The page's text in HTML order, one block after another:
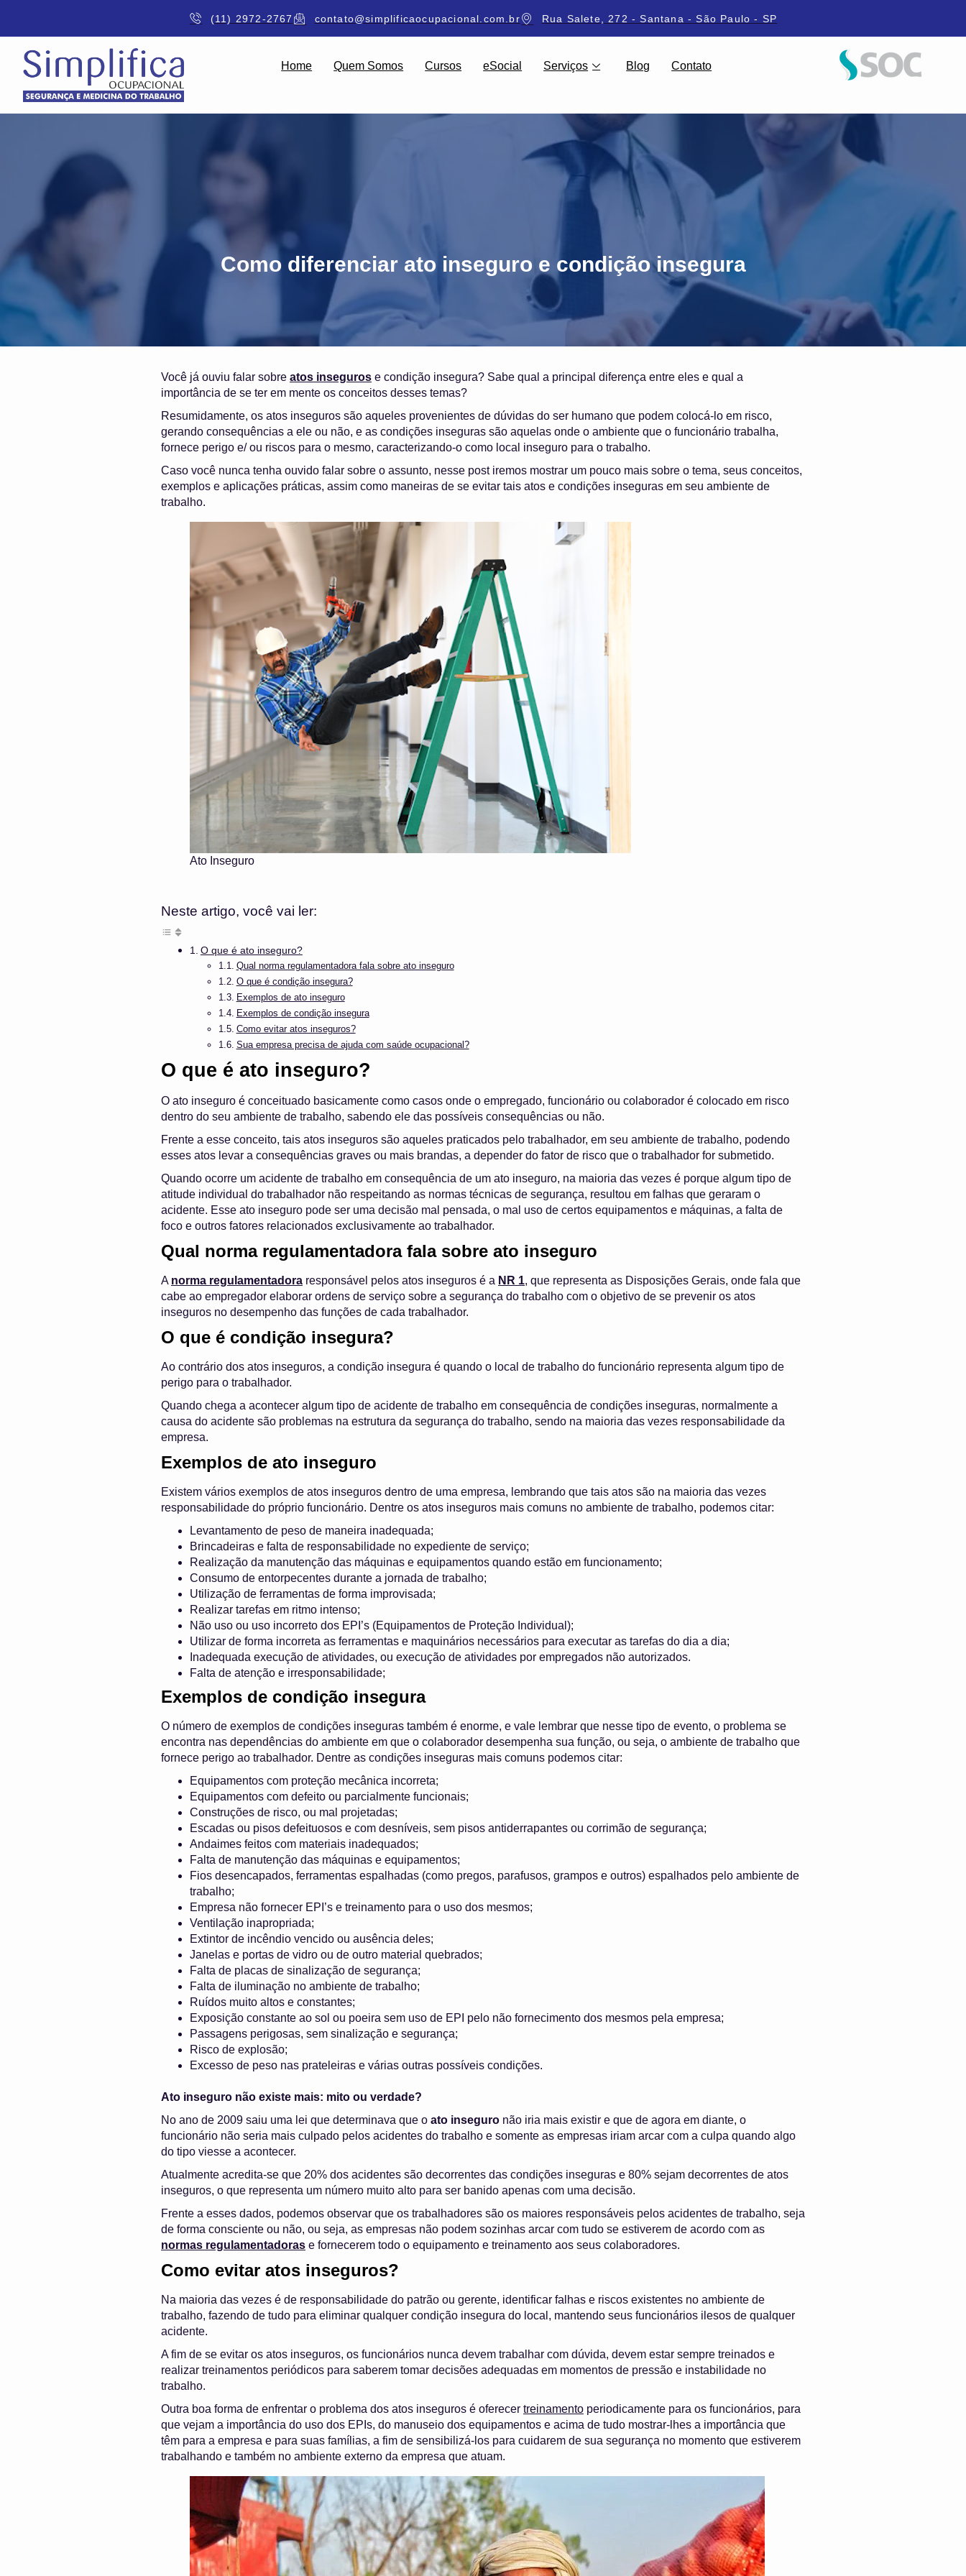
(11) 2972-2767 contato@simplificaocupacional.com.br Rua Salete, 272 - Santana - São Paulo - SP
Home Quem Somos Cursos eSocial Serviços Blog Contato
Como diferenciar ato inseguro e condição insegura
Você já ouviu falar sobre atos inseguros e condição insegura? Sabe qual a principal diferença entre eles e qual a
importância de se ter em mente os conceitos desses temas?
Resumidamente, os atos inseguros são aqueles provenientes de dúvidas do ser humano que podem colocá-lo em risco,
gerando consequências a ele ou não, e as condições inseguras são aquelas onde o ambiente que o funcionário trabalha,
fornece perigo e/ ou riscos para o mesmo, caracterizando-o como local inseguro para o trabalho.
Caso você nunca tenha ouvido falar sobre o assunto, nesse post iremos mostrar um pouco mais sobre o tema, seus conceitos,
exemplos e aplicações práticas, assim como maneiras de se evitar tais atos e condições inseguras em seu ambiente de
trabalho.
Ato Inseguro
Neste artigo, você vai ler:
O que é ato inseguro?
Qual norma regulamentadora fala sobre ato inseguro
O que é condição insegura?
Exemplos de ato inseguro
Exemplos de condição insegura
Como evitar atos inseguros?
Sua empresa precisa de ajuda com saúde ocupacional?
O que é ato inseguro?
O ato inseguro é conceituado basicamente como casos onde o empregado, funcionário ou colaborador é colocado em risco
dentro do seu ambiente de trabalho, sabendo ele das possíveis consequências ou não.
Frente a esse conceito, tais atos inseguros são aqueles praticados pelo trabalhador, em seu ambiente de trabalho, podendo
esses atos levar a consequências graves ou mais brandas, a depender do fator de risco que o trabalhador for submetido.
Quando ocorre um acidente de trabalho em consequência de um ato inseguro, na maioria das vezes é porque algum tipo de
atitude individual do trabalhador não respeitando as normas técnicas de segurança, resultou em falhas que geraram o
acidente. Esse ato inseguro pode ser uma decisão mal pensada, o mal uso de certos equipamentos e máquinas, a falta de
foco e outros fatores relacionados exclusivamente ao trabalhador.
Qual norma regulamentadora fala sobre ato inseguro
A norma regulamentadora responsável pelos atos inseguros é a NR 1, que representa as Disposições Gerais, onde fala que
cabe ao empregador elaborar ordens de serviço sobre a segurança do trabalho com o objetivo de se prevenir os atos
inseguros no desempenho das funções de cada trabalhador.
O que é condição insegura?
Ao contrário dos atos inseguros, a condição insegura é quando o local de trabalho do funcionário representa algum tipo de
perigo para o trabalhador.
Quando chega a acontecer algum tipo de acidente de trabalho em consequência de condições inseguras, normalmente a
causa do acidente são problemas na estrutura da segurança do trabalho, sendo na maioria das vezes responsabilidade da
empresa.
Exemplos de ato inseguro
Existem vários exemplos de atos inseguros dentro de uma empresa, lembrando que tais atos são na maioria das vezes
responsabilidade do próprio funcionário. Dentre os atos inseguros mais comuns no ambiente de trabalho, podemos citar:
Levantamento de peso de maneira inadequada;
Brincadeiras e falta de responsabilidade no expediente de serviço;
Realização da manutenção das máquinas e equipamentos quando estão em funcionamento;
Consumo de entorpecentes durante a jornada de trabalho;
Utilização de ferramentas de forma improvisada;
Realizar tarefas em ritmo intenso;
Não uso ou uso incorreto dos EPI’s (Equipamentos de Proteção Individual);
Utilizar de forma incorreta as ferramentas e maquinários necessários para executar as tarefas do dia a dia;
Inadequada execução de atividades, ou execução de atividades por empregados não autorizados.
Falta de atenção e irresponsabilidade;
Exemplos de condição insegura
O número de exemplos de condições inseguras também é enorme, e vale lembrar que nesse tipo de evento, o problema se
encontra nas dependências do ambiente em que o colaborador desempenha sua função, ou seja, o ambiente de trabalho que
fornece perigo ao trabalhador. Dentre as condições inseguras mais comuns podemos citar:
Equipamentos com proteção mecânica incorreta;
Equipamentos com defeito ou parcialmente funcionais;
Construções de risco, ou mal projetadas;
Escadas ou pisos defeituosos e com desníveis, sem pisos antiderrapantes ou corrimão de segurança;
Andaimes feitos com materiais inadequados;
Falta de manutenção das máquinas e equipamentos;
Fios desencapados, ferramentas espalhadas (como pregos, parafusos, grampos e outros) espalhados pelo ambiente de
trabalho;
Empresa não fornecer EPI’s e treinamento para o uso dos mesmos;
Ventilação inapropriada;
Extintor de incêndio vencido ou ausência deles;
Janelas e portas de vidro ou de outro material quebrados;
Falta de placas de sinalização de segurança;
Falta de iluminação no ambiente de trabalho;
Ruídos muito altos e constantes;
Exposição constante ao sol ou poeira sem uso de EPI pelo não fornecimento dos mesmos pela empresa;
Passagens perigosas, sem sinalização e segurança;
Risco de explosão;
Excesso de peso nas prateleiras e várias outras possíveis condições.
Ato inseguro não existe mais: mito ou verdade?
No ano de 2009 saiu uma lei que determinava que o ato inseguro não iria mais existir e que de agora em diante, o
funcionário não seria mais culpado pelos acidentes do trabalho e somente as empresas iriam arcar com a culpa quando algo
do tipo viesse a acontecer.
Atualmente acredita-se que 20% dos acidentes são decorrentes das condições inseguras e 80% sejam decorrentes de atos
inseguros, o que representa um número muito alto para ser banido apenas com uma decisão.
Frente a esses dados, podemos observar que os trabalhadores são os maiores responsáveis pelos acidentes de trabalho, seja
de forma consciente ou não, ou seja, as empresas não podem sozinhas arcar com tudo se estiverem de acordo com as
normas regulamentadoras e fornecerem todo o equipamento e treinamento aos seus colaboradores.
Como evitar atos inseguros?
Na maioria das vezes é de responsabilidade do patrão ou gerente, identificar falhas e riscos existentes no ambiente de
trabalho, fazendo de tudo para eliminar qualquer condição insegura do local, mantendo seus funcionários ilesos de qualquer
acidente.
A fim de se evitar os atos inseguros, os funcionários nunca devem trabalhar com dúvida, devem estar sempre treinados e
realizar treinamentos periódicos para saberem tomar decisões adequadas em momentos de pressão e instabilidade no
trabalho.
Outra boa forma de enfrentar o problema dos atos inseguros é oferecer treinamento periodicamente para os funcionários, para
que vejam a importância do uso dos EPIs, do manuseio dos equipamentos e acima de tudo mostrar-lhes a importância que
têm para a empresa e para suas famílias, a fim de sensibilizá-los para cuidarem de sua segurança no momento que estiverem
trabalhando e também no ambiente externo da empresa que atuam.